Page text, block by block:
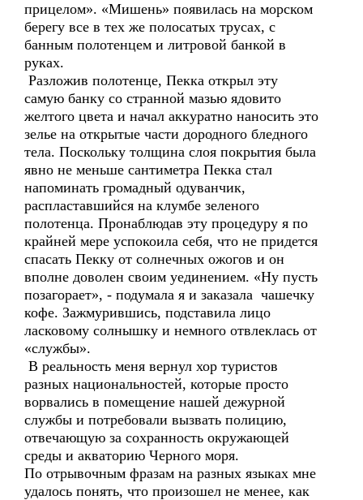
прицелом». «Мишень» появилась на морском
берегу все в тех же полосатых трусах, с
банным полотенцем и литровой банкой в
руках.
Разложив полотенце, Пекка открыл эту
самую банку со странной мазью ядовито
желтого цвета и начал аккуратно наносить это
зелье на открытые части дородного бледного
тела. Поскольку толщина слоя покрытия была
явно не меньше сантиметра Пекка стал
напоминать громадный одуванчик,
распластавшийся на клумбе зеленого
полотенца. Пронаблюдав эту процедуру я по
крайней мере успокоила себя, что не придется
спасать Пекку от солнечных ожогов и он
вполне доволен своим уединением. «Ну пусть
позагорает», - подумала я и заказала чашечку
кофе. Зажмурившись, подставила лицо
ласковому солнышку и немного отвлеклась от
«службы».
В реальность меня вернул хор туристов
разных национальностей, которые просто
ворвались в помещение нашей дежурной
службы и потребовали вызвать полицию,
отвечающую за сохранность окружающей
среды и акваторию Черного моря.
По отрывочным фразам на разных языках мне
удалось понять, что произошел не менее, как